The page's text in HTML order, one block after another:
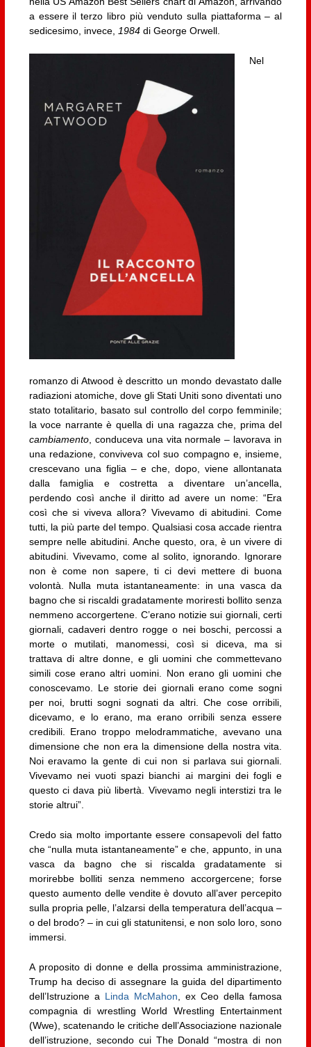
a essere il terzo libro più venduto sulla piattaforma – al
sedicesimo, invece,
1984di George Orwell.
Nel
romanzo di Atwood è descritto un mondo devastato dalle
radiazioni atomiche, dove gli Stati Uniti sono diventati uno
stato totalitario, basato sul controllo del corpo femminile;
la voce narrante è quella di una ragazza che, prima del
cambiamento, conduceva una vita normale – lavorava in
una redazione, conviveva col suo compagno e, insieme,
crescevano una figlia – e che, dopo, viene allontanata
dalla famiglia e costretta a diventare un’ancella,
perdendo così anche il diritto ad avere un nome: “Era
così che si viveva allora? Vivevamo di abitudini. Come
tutti, la più parte del tempo. Qualsiasi cosa accade rientra
sempre nelle abitudini. Anche questo, ora, è un vivere di
abitudini. Vivevamo, come al solito, ignorando. Ignorare
non è come non sapere, ti ci devi mettere di buona
volontà. Nulla muta istantaneamente: in una vasca da
bagno che si riscaldi gradatamente moriresti bollito senza
nemmeno accorgertene. C’erano notizie sui giornali, certi
giornali, cadaveri dentro rogge o nei boschi, percossi a
morte o mutilati, manomessi, così si diceva, ma si
trattava di altre donne, e gli uomini che commettevano
simili cose erano altri uomini. Non erano gli uomini che
conoscevamo. Le storie dei giornali erano come sogni
per noi, brutti sogni sognati da altri. Che cose orribili,
dicevamo, e lo erano, ma erano orribili senza essere
credibili. Erano troppo melodrammatiche, avevano una
dimensione che non era la dimensione della nostra vita.
Noi eravamo la gente di cui non si parlava sui giornali.
Vivevamo nei vuoti spazi bianchi ai margini dei fogli e
questo ci dava più libertà. Vivevamo negli interstizi tra le
storie altrui”.
Credo sia molto importante essere consapevoli del fatto
che “nulla muta istantaneamente” e che, appunto, in una
vasca da bagno che si riscalda gradatamente si
morirebbe bolliti senza nemmeno accorgercene; forse
questo aumento delle vendite è dovuto all’aver percepito
sulla propria pelle, l’alzarsi della temperatura dell’acqua –
o del brodo? – in cui gli statunitensi, e non solo loro, sono
immersi.
A proposito di donne e della prossima amministrazione,
Trump ha deciso di assegnare la guida del dipartimento
dell’Istruzione a Linda McMahon, ex Ceo della famosa
compagnia di wrestling World Wrestling Entertainment
(Wwe), scatenando le critiche dell’Associazione nazionale
dell’istruzione, secondo cui The Donald “mostra di non